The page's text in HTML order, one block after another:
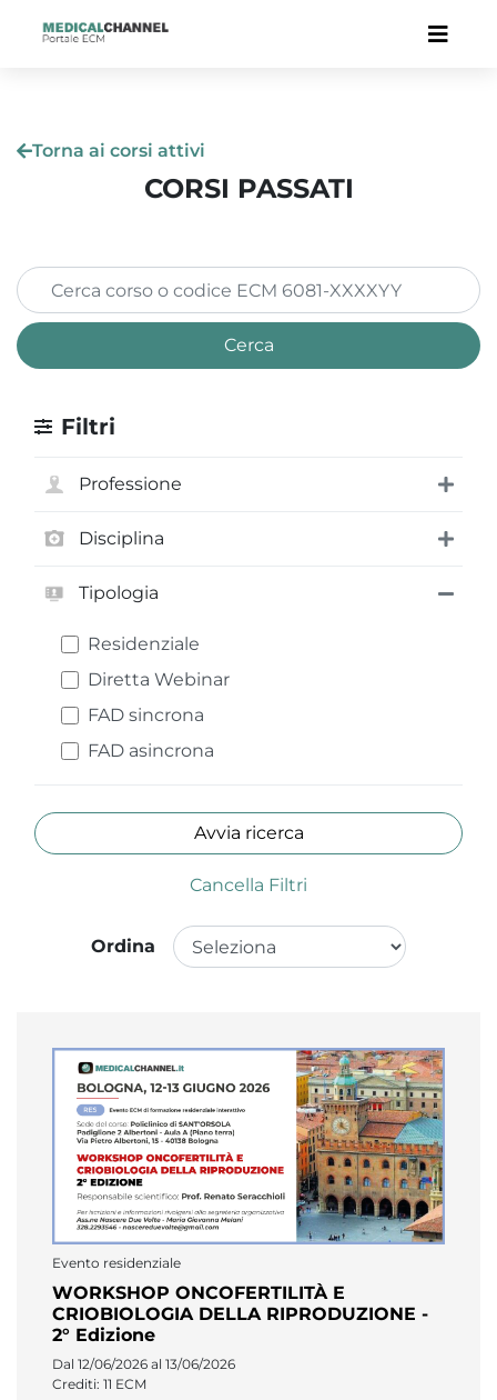
Torna ai corsi attivi
CORSI PASSATI
Cerca
Ordina
Evento residenziale
WORKSHOP ONCOFERTILITÀ E
CRIOBIOLOGIA DELLA RIPRODUZIONE -
2° Edizione
Dal 12/06/2026 al 13/06/2026
Crediti: 11 ECM
Filtri
Professione
Disciplina
Tipologia
Residenziale
Diretta Webinar
FAD sincrona
FAD asincrona
Avvia ricerca
Cancella Filtri